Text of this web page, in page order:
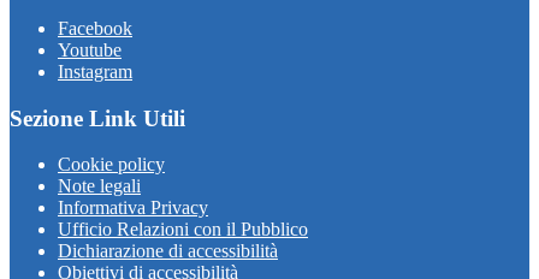
Facebook
Youtube
Instagram
Sezione Link Utili
Cookie policy
Note legali
Informativa Privacy
Ufficio Relazioni con il Pubblico
Dichiarazione di accessibilità
Obiettivi di accessibilità